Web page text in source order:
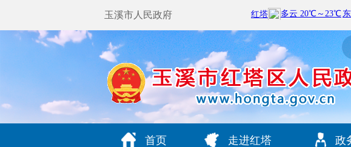
玉溪市人民政府
首页 走进红塔 政